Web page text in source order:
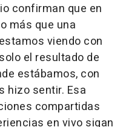
confirman que en
más que una
viendo con
el resultado de
estábamos, con
hizo sentir. Esa
compartidas
en vivo sigan